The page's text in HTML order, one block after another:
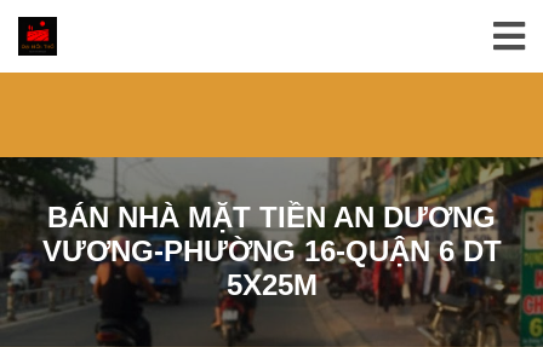
BÁN NHÀ MẶT TIỀN AN DƯƠNG
VƯƠNG-PHƯỜNG 16-QUẬN 6 DT
5X25M